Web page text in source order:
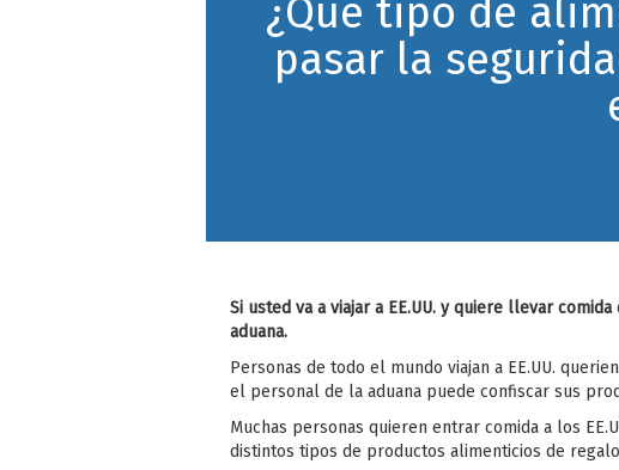
¿Qué tipo de
pasar la
Si usted va a viajar a EE.UU. y quiere llevar
aduana.
Personas de todo el mundo viajan a EE.UU.
el personal de la aduana puede confiscar sus
Muchas personas quieren entrar comida a los
distintos tipos de productos alimenticios de